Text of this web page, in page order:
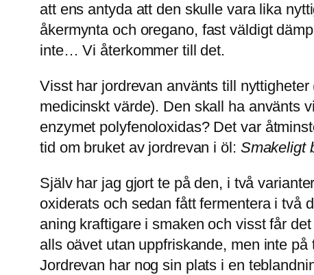
att ens antyda att den skulle vara lika
åkermynta och oregano, fast väldigt
inte… Vi återkommer till det.
Visst har jordrevan använts till
medicinskt värde). Den skall ha använts
enzymet polyfenoloxidas? Det var
tid om bruket av jordrevan i öl: Smakeligt
Själv har jag gjort te på den, i två
oxiderats och sedan fått fermentera i två
aning kraftigare i smaken och visst får
alls oävet utan uppfriskande, men inte
Jordrevan har nog sin plats i en